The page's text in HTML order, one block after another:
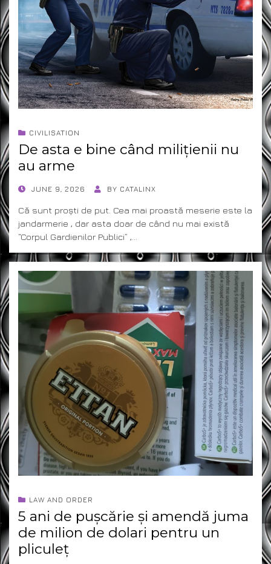
CIVILISATION
De asta e bine când milițienii nu
au arme
POSTEDJUNE 9, 2026 BY CATALINX
Că sunt proști de put. Cea mai proastă meserie este la
jandarmerie , dar asta doar de când nu mai există
“Corpul Gardienilor Publici” ,…
LAW AND ORDER
5 ani de pușcărie și amendă juma
de milion de dolari pentru un
pliculeț